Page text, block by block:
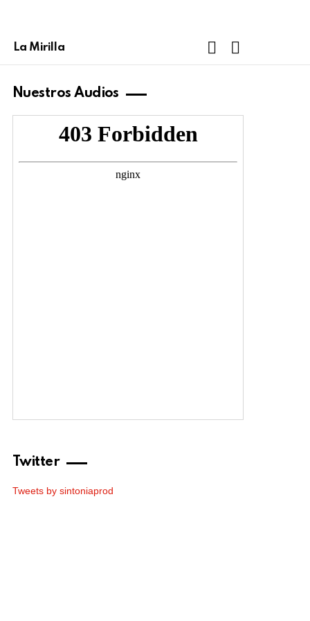
La Mirilla
FOLLOW
Nuestros Audios
Twitter
Tweets by sintoniaprod